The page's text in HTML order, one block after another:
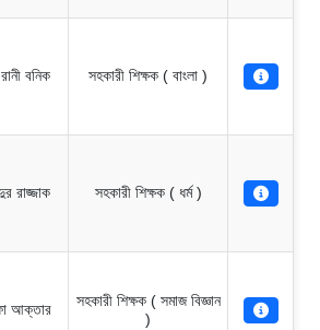
বনিক সহকারী শিক্ষক ( বাংলা )
রাজ্জাক সহকারী শিক্ষক ( ধর্ম )
আক্তার
সহকারী শিক্ষক ( সমাজ বিজ্ঞান
)